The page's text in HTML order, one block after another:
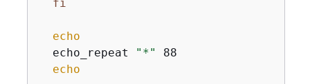
fi
echo
  echo_repeat
"*"
88
echo